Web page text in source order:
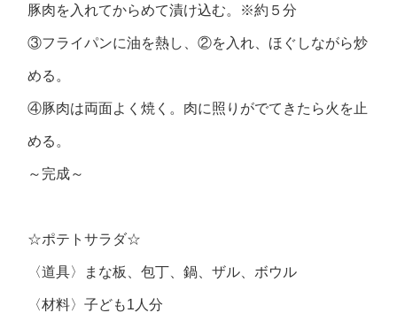
豚肉を入れてからめて漬け込む。※約５分
③フライパンに油を熱し、②を入れ、ほぐしながら炒
める。
④豚肉は両面よく焼く。肉に照りがでてきたら火を止
める。
～完成～
☆ポテトサラダ☆
〈道具〉まな板、包丁、鍋、ザル、ボウル
〈材料〉子ども1人分